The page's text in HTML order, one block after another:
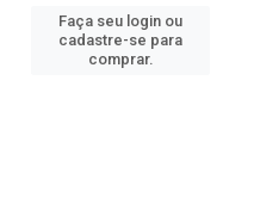
Faça seu login ou
cadastre-se para
comprar.